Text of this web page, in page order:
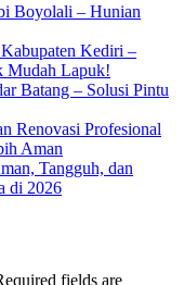
Boyolali – Hunian
Kediri –
Mudah Lapuk!
Batang – Solusi Pintu
Renovasi Profesional
Aman
Tangguh, dan
di 2026
fields are